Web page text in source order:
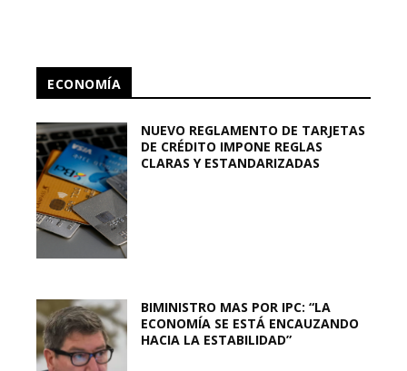
ECONOMÍA
NUEVO REGLAMENTO DE TARJETAS
DE CRÉDITO IMPONE REGLAS
CLARAS Y ESTANDARIZADAS
BIMINISTRO MAS POR IPC: “LA
ECONOMÍA SE ESTÁ ENCAUZANDO
HACIA LA ESTABILIDAD”